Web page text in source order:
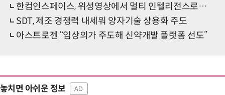
한컴인스페이스, 위성영상에서 멀티 인텔리전스로…'한국형 팔란티어' 길 연다
SDT, 제조 경쟁력 내세워 양자기술 상용화 주도
아스트로젠 “임상의가 주도해 신약개발 플랫폼 선도”
놓치면 아쉬운 정보 AD